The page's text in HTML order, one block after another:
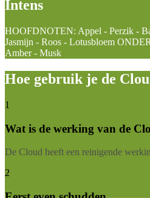
Intens
HOOFDNOTEN: Appel - Perzik -
Jasmijn - Roos - Lotusbloem
Amber - Musk
Hoe gebruik je de
1
Wat is de werking van de
De Cloud heeft een reinigende
2